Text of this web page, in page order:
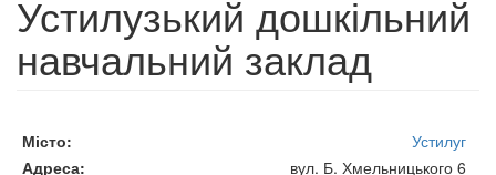
Устилузький дошкільний
навчальний заклад
Місто
Устилуг
Адреса
вул. Б. Хмельницького 6